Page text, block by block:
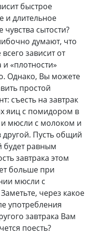
быстрое
и длительное
чувства сытости?
думают, что
зависит от
и «плотности»
Однако, Вы можете
простой
съесть на завтрак
яиц с помидором в
и мюсли с молоком и
другой. Пусть общий
будет равным
завтрака этом
больше при
мюсли с
через какое
употребления
завтрака Вам
поесть?